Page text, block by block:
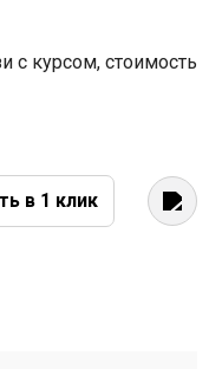
с курсом, стоимость
в 1 клик